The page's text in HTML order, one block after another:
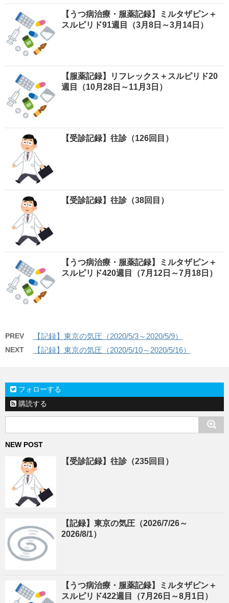
【うつ病治療・服薬記録】ミルタザピン＋
スルピリド91週目（3月8日～3月14日）
【服薬記録】リフレックス＋スルピリド20
週目（10月28日～11月3日）
【受診記録】往診（126回目）
【受診記録】往診（38回目）
【うつ病治療・服薬記録】ミルタザピン＋
スルピリド420週目（7月12日～7月18日）
PREV 【記録】東京の気圧（2020/5/3～2020/5/9）
NEXT 【記録】東京の気圧（2020/5/10～2020/5/16）
フォローする
購読する
NEW POST
【受診記録】往診（235回目）
【記録】東京の気圧（2026/7/26～
2026/8/1）
【うつ病治療・服薬記録】ミルタザピン＋
スルピリド422週目（7月26日～8月1日）